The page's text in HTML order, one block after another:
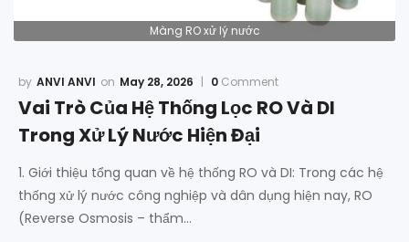
Màng RO xử lý nước
ANVI ANVI May 28, 2026 0 Comment
Vai Trò Của Hệ Thống Lọc RO Và DI
Trong Xử Lý Nước Hiện Đại
1. Giới thiệu tổng quan về hệ thống RO và DI: Trong các hệ
thống xử lý nước công nghiệp và dân dụng hiện nay, RO
(Reverse Osmosis – thẩm…